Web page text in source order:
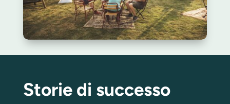
Storie di successo